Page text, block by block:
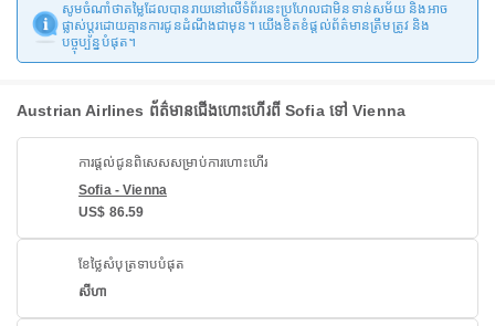
សូមចំណាំថាតម្លៃដែលបានរាយនៅលើទំព័រនេះប្រហែលជាមិនទាន់សម័យ និងអាច
ផ្លាស់ប្តូរដោយគ្មានការជូនដំណឹងជាមុន។ យើងខិតខំផ្តល់ព័ត៌មានត្រឹមត្រូវ និង
បច្ចុប្បន្នបំផុត។
Austrian Airlines ព័ត៌មានជើងហោះហើរពី Sofia ទៅ Vienna
ការផ្តល់ជូនពិសេសសម្រាប់ការហោះហើរ
Sofia - Vienna
US$ 86.59
ខែថ្លៃសំបុត្រទាបបំផុត
សីហា